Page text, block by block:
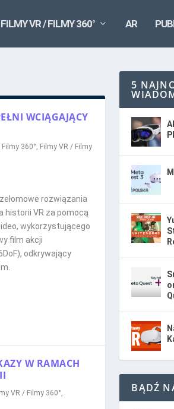
FILMY VR / FILMY 360° AR
WCIĄGAJĄCY
Filmy 360°, Filmy VR / Filmy
rozwiązania
historii VR za pomocą
wykorzystującego
film akcji
odkrywający
W RAMACH
VR / Filmy 360°
5
BĄDŹ